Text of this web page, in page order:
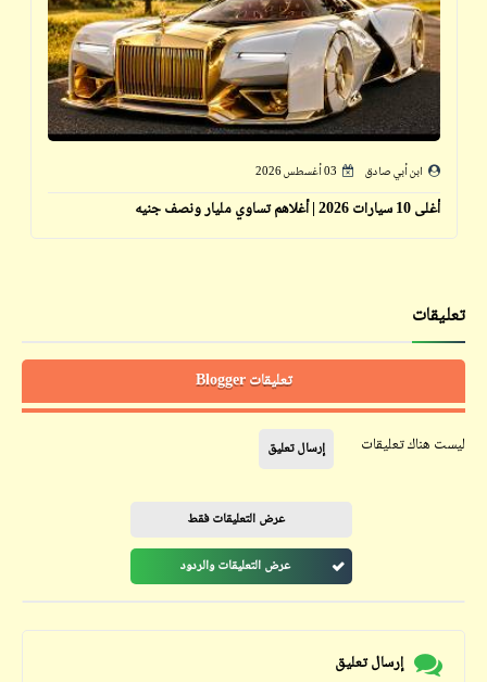
ابن أبي صادق 03 أغسطس 2026
أغلى 10 سيارات 2026 | أغلاهم تساوي مليار ونصف جنيه
تعليقات
تعليقات Blogger
ليست هناك تعليقات إرسال تعليق
عرض التعليقات فقط
عرض التعليقات والردود
إرسال تعليق